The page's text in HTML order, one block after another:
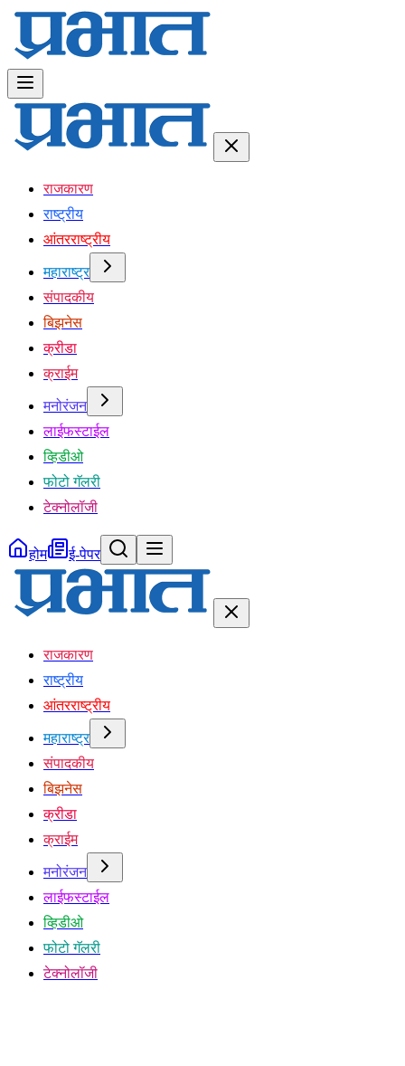
राजकारण
राष्ट्रीय
आंतरराष्ट्रीय
महाराष्ट्र
संपादकीय
बिझनेस
क्रीडा
क्राईम
मनोरंजन
लाईफस्टाईल
व्हिडीओ
फोटो गॅलरी
टेक्नोलॉजी
होम ई-पेपर
राजकारण
राष्ट्रीय
आंतरराष्ट्रीय
महाराष्ट्र
संपादकीय
बिझनेस
क्रीडा
क्राईम
मनोरंजन
लाईफस्टाईल
व्हिडीओ
फोटो गॅलरी
टेक्नोलॉजी